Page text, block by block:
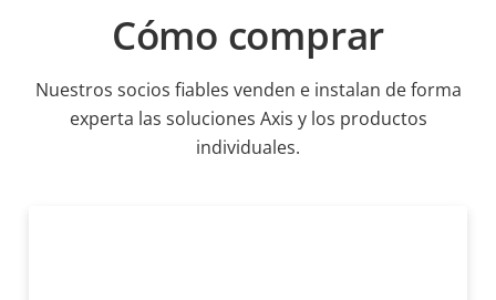
Cómo comprar
Nuestros socios fiables venden e instalan de forma
experta las soluciones Axis y los productos
individuales.